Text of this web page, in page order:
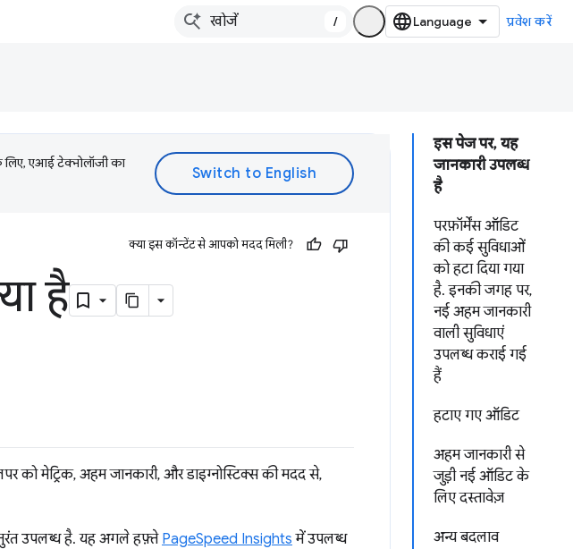
/ प्रवेश करें
इस पेज पर, यह
जानकारी उपलब्ध
है
परफ़ॉर्मेंस ऑडिट
की कई सुविधाओं
को हटा दिया गया
है. इनकी जगह पर,
नई अहम जानकारी
वाली सुविधाएं
उपलब्ध कराई गई
हैं
हटाए गए ऑडिट
अहम जानकारी से
जुड़ी नई ऑडिट के
लिए दस्तावेज़
अन्य बदलाव
एआई टेक्नोलॉजी का
क्या इस कॉन्टेंट से आपको मदद मिली?
है
को मेट्रिक, अहम जानकारी, और डाइग्नोस्टिक्स की मदद से,
उपलब्ध है. यह अगले हफ़्ते PageSpeed Insights में उपलब्ध